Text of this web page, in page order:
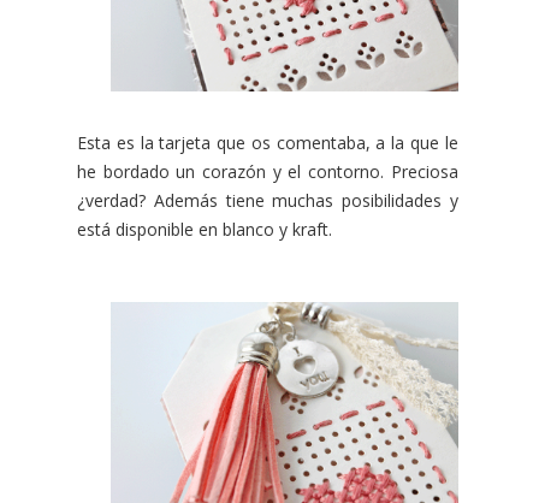
Esta es la tarjeta que os comentaba, a la que le
he bordado un corazón y el contorno. Preciosa
¿verdad? Además tiene muchas posibilidades y
está disponible en blanco y kraft.